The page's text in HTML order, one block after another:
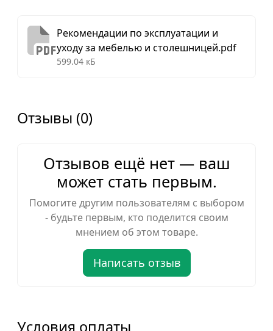
Рекомендации по эксплуатации и
уходу за мебелью и столешницей.pdf
599.04 кБ
Отзывы (0)
Отзывов ещё нет — ваш
может стать первым.
Помогите другим пользователям с выбором
- будьте первым, кто поделится своим
мнением об этом товаре.
Написать отзыв
Условия оплаты